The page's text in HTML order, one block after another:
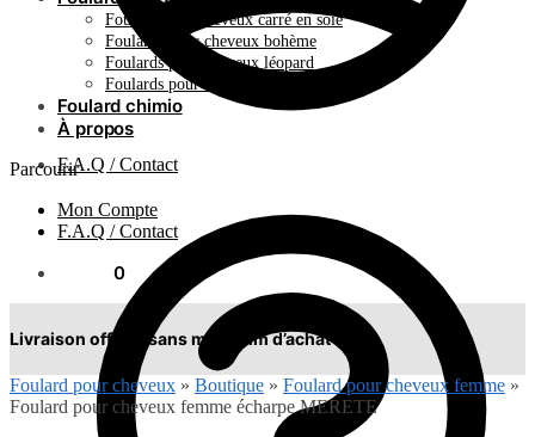
F.A.Q / Contact
Foulard pour cheveux carré en soie
Foulards pour cheveux bohème
Foulards pour cheveux léopard
Foulards pour cheveux plissés
Foulard chimio
À propos
Parcourir
Mon Compte
F.A.Q / Contact
0
Livraison offerte sans minimum d’achat !
Foulard pour cheveux » Boutique » Foulard pour cheveux femme »
Foulard pour cheveux femme écharpe MERETE